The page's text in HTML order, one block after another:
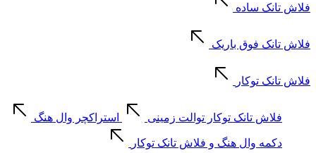
فلاش تانک ساده
فلاش تانک فوق باریک
فلاش تانک توکار
فلاش تانک توکار توالت زمینی استراکچر وال هنگ
دکمه وال هنگ و فلاش تانک توکار